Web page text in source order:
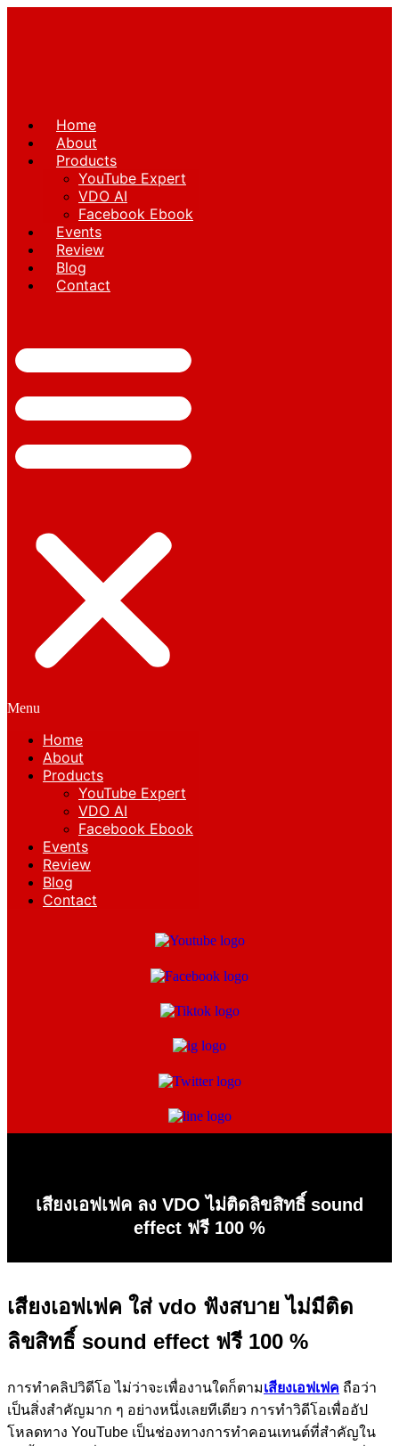
Home
About
Products
YouTube Expert
VDO AI
Facebook Ebook
Events
Review
Blog
Contact
Menu
Home
About
Products
YouTube Expert
VDO AI
Facebook Ebook
Events
Review
Blog
Contact
เสียงเอฟเฟค ลง VDO ไม่ติดลิขสิทธิ์ sound
effect ฟรี 100 %
เสียงเอฟเฟค ใส่ vdo ฟังสบาย ไม่มีติด
ลิขสิทธิ์ sound effect ฟรี 100 %
การทำคลิปวิดีโอ ไม่ว่าจะเพื่องานใดก็ตามเสียงเอฟเฟค ถือว่า
เป็นสิ่งสำคัญมาก ๆ อย่างหนึ่งเลยทีเดียว การทำวิดีโอเพื่ออัป
โหลดทาง YouTube เป็นช่องทางการทำคอนเทนต์ที่สำคัญใน